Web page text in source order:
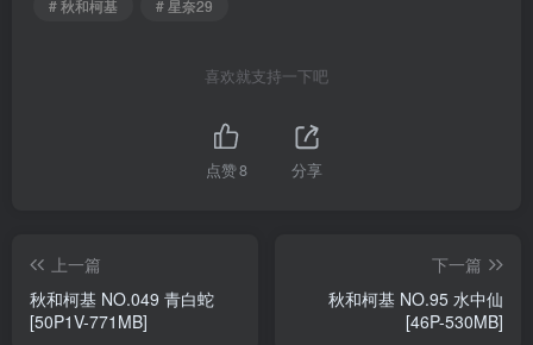
# 秋和柯基
# 星奈29
喜欢就支持一下吧
点赞8 分享
上一篇
秋和柯基 NO.049 青白蛇
[50P1V-771MB]
下一篇
秋和柯基 NO.95 水中仙
[46P-530MB]